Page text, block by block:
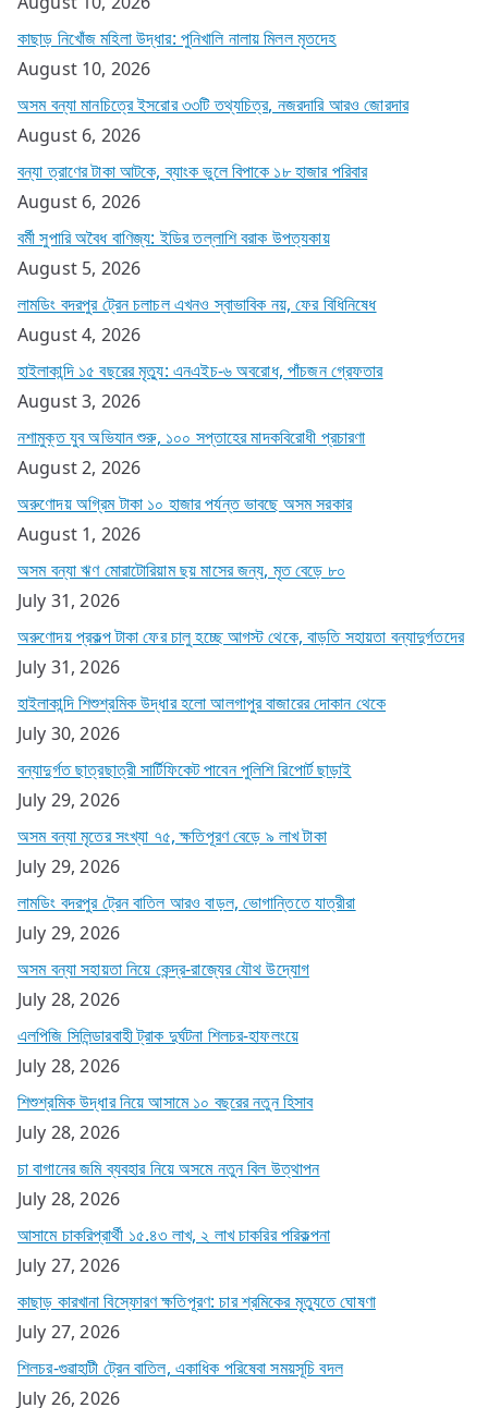
কাছাড় নিখোঁজ মহিলা উদ্ধার: পুনিখালি নালায় মিলল মৃতদেহ
August 10, 2026
অসম বন্যা মানচিত্রে ইসরোর ৩৩টি তথ্যচিত্র, নজরদারি আরও জোরদার
August 6, 2026
বন্যা ত্রাণের টাকা আটকে, ব্যাংক ভুলে বিপাকে ১৮ হাজার পরিবার
August 6, 2026
বর্মী সুপারি অবৈধ বাণিজ্য: ইডির তল্লাশি বরাক উপত্যকায়
August 5, 2026
লামডিং বদরপুর ট্রেন চলাচল এখনও স্বাভাবিক নয়, ফের বিধিনিষেধ
August 4, 2026
হাইলাকান্দি ১৫ বছরের মৃত্যু: এনএইচ-৬ অবরোধ, পাঁচজন গ্রেফতার
August 3, 2026
নশামুক্ত যুব অভিযান শুরু, ১০০ সপ্তাহের মাদকবিরোধী প্রচারণা
August 2, 2026
অরুণোদয় অগ্রিম টাকা ১০ হাজার পর্যন্ত ভাবছে অসম সরকার
August 1, 2026
অসম বন্যা ঋণ মোরাটোরিয়াম ছয় মাসের জন্য, মৃত বেড়ে ৮০
July 31, 2026
অরুণোদয় প্রকল্প টাকা ফের চালু হচ্ছে আগস্ট থেকে, বাড়তি সহায়তা বন্যাদুর্গতদের
July 31, 2026
হাইলাকান্দি শিশুশ্রমিক উদ্ধার হলো আলগাপুর বাজারের দোকান থেকে
July 30, 2026
বন্যাদুর্গত ছাত্রছাত্রী সার্টিফিকেট পাবেন পুলিশি রিপোর্ট ছাড়াই
July 29, 2026
অসম বন্যা মৃতের সংখ্যা ৭৫, ক্ষতিপূরণ বেড়ে ৯ লাখ টাকা
July 29, 2026
লামডিং বদরপুর ট্রেন বাতিল আরও বাড়ল, ভোগান্তিতে যাত্রীরা
July 29, 2026
অসম বন্যা সহায়তা নিয়ে কেন্দ্র-রাজ্যের যৌথ উদ্যোগ
July 28, 2026
এলপিজি সিলিন্ডারবাহী ট্রাক দুর্ঘটনা শিলচর-হাফলংয়ে
July 28, 2026
শিশুশ্রমিক উদ্ধার নিয়ে আসামে ১০ বছরের নতুন হিসাব
July 28, 2026
চা বাগানের জমি ব্যবহার নিয়ে অসমে নতুন বিল উত্থাপন
July 28, 2026
আসামে চাকরিপ্রার্থী ১৫.৪৩ লাখ, ২ লাখ চাকরির পরিকল্পনা
July 27, 2026
কাছাড় কারখানা বিস্ফোরণ ক্ষতিপূরণ: চার শ্রমিকের মৃত্যুতে ঘোষণা
July 27, 2026
শিলচর-গুৱাহাটী ট্রেন বাতিল, একাধিক পরিষেবা সময়সূচি বদল
July 26, 2026